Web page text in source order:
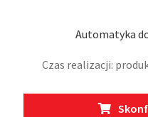
Automatyka
Czas realizacji: